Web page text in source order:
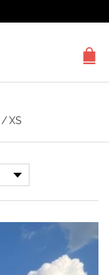
/ XS